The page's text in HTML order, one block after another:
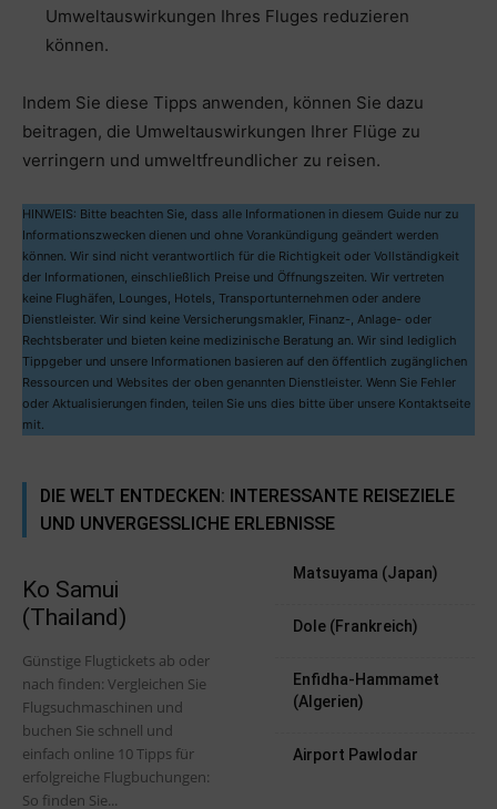
Umweltauswirkungen Ihres Fluges reduzieren
können.
Indem Sie diese Tipps anwenden, können Sie dazu
beitragen, die Umweltauswirkungen Ihrer Flüge zu
verringern und umweltfreundlicher zu reisen.
HINWEIS: Bitte beachten Sie, dass alle Informationen in diesem Guide nur zu
Informationszwecken dienen und ohne Vorankündigung geändert werden
können. Wir sind nicht verantwortlich für die Richtigkeit oder Vollständigkeit
der Informationen, einschließlich Preise und Öffnungszeiten. Wir vertreten
keine Flughäfen, Lounges, Hotels, Transportunternehmen oder andere
Dienstleister. Wir sind keine Versicherungsmakler, Finanz-, Anlage- oder
Rechtsberater und bieten keine medizinische Beratung an. Wir sind lediglich
Tippgeber und unsere Informationen basieren auf den öffentlich zugänglichen
Ressourcen und Websites der oben genannten Dienstleister. Wenn Sie Fehler
oder Aktualisierungen finden, teilen Sie uns dies bitte über unsere Kontaktseite
mit.
DIE WELT ENTDECKEN: INTERESSANTE REISEZIELE
UND UNVERGESSLICHE ERLEBNISSE
Ko Samui
(Thailand)
Günstige Flugtickets ab oder
nach finden: Vergleichen Sie
Flugsuchmaschinen und
buchen Sie schnell und
einfach online 10 Tipps für
erfolgreiche Flugbuchungen:
So finden Sie...
Matsuyama (Japan)
Dole (Frankreich)
Enfidha-Hammamet
(Algerien)
Airport Pawlodar